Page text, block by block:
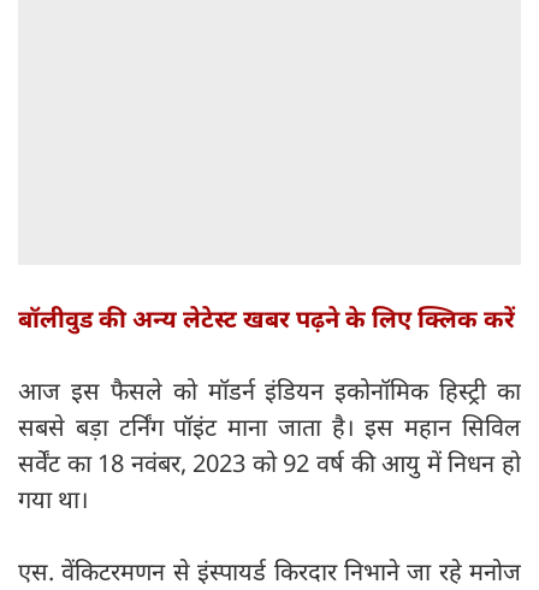
बॉलीवुड की अन्य लेटेस्ट खबर पढ़ने के लिए क्लिक करें
आज इस फैसले को मॉडर्न इंडियन इकोनॉमिक हिस्ट्री का
सबसे बड़ा टर्निंग पॉइंट माना जाता है। इस महान सिविल
सर्वेंट का 18 नवंबर, 2023 को 92 वर्ष की आयु में निधन हो
गया था।
​एस. वेंकिटरमणन से इंस्पायर्ड किरदार निभाने जा रहे मनोज